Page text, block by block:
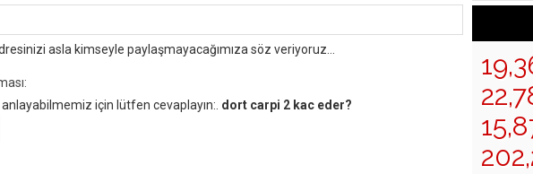
asla kimseyle paylaşmayacağımıza söz veriyoruz...
için lütfen cevaplayın:. dort carpi 2 kac eder?